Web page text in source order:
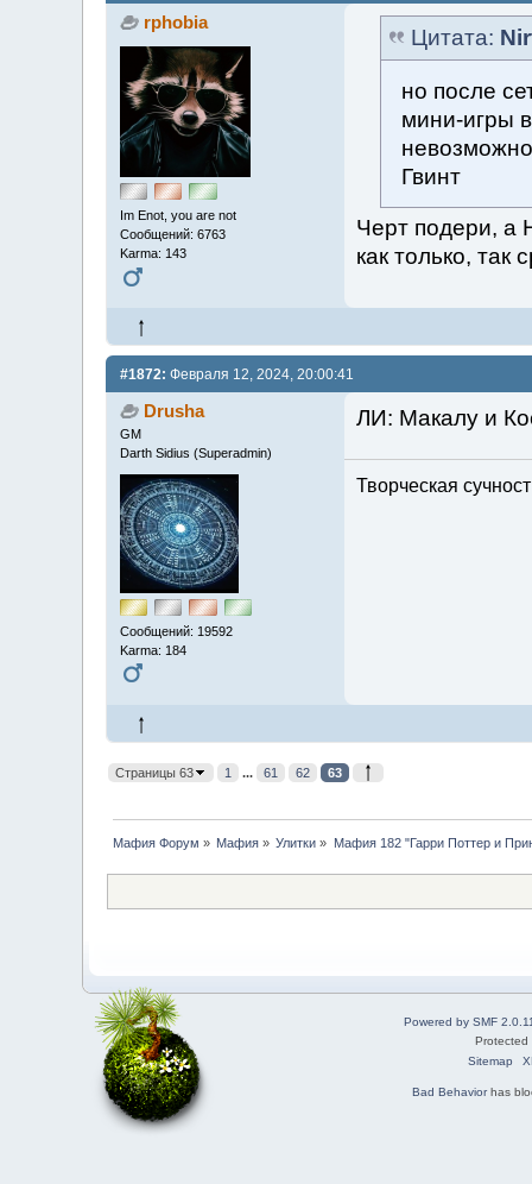
rphobia
Im Enot, you are not
Сообщений: 6763
Karma: 143
Цитата:
но после
мини-игры
Гвинт
Черт подери, а
как только, так
#1872: Февраля 12, 2024, 20:00:41
Drusha
GM
Darth Sidius (Superadmin)
Сообщений: 19592
Karma: 184
ЛИ: Макалу и
Творческая
Страницы 63 1 ... 61 62 63
Мафия Форум » Мафия » Улитки » Мафия 182 "Гарри Поттер и
Powered by SMF
Sitemap
Bad Behaviorhas